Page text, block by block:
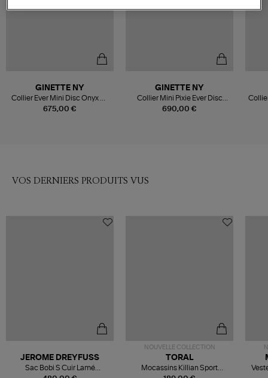
675,00 €
GINETTE NY
Collier Ever Mini Disc Onyx Or
Rose
690,00 €
GINETTE NY
Collier Mini Pixie Ever Disc
Nacre Noir Or Rose
VOS DERNIERS PRODUITS VUS
JEROME DREYFUSS
Sac Bobi S Cuir Lamé
Champagne
NOUVELLE COLLECTION
TORAL
Mocassins Killian Sport
Mousse